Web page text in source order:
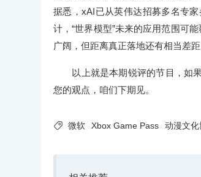
据悉，xAI已从英伟达招募多名专
计，“世界模型”未来的应用范围可
广阔，但距离真正落地还有相当差距
以上就是本期锐评的节目，如果
您的观点，咱们下期见。
 微软 Xbox Game Pass 动漫文化